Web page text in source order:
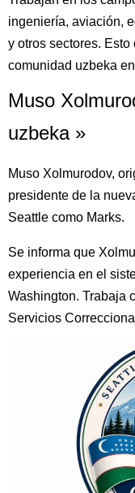
ingeniería, aviación,
y otros sectores.
comunidad uzbeka
Muso
uzbeka »
Muso Xolmurodov,
presidente de la
Seattle como Marks.
Se informa que
experiencia en el
Washington. Trabaja
Servicios